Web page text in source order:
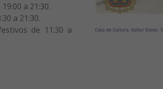
a 21:30.
a 21:30.
de 11:30 a